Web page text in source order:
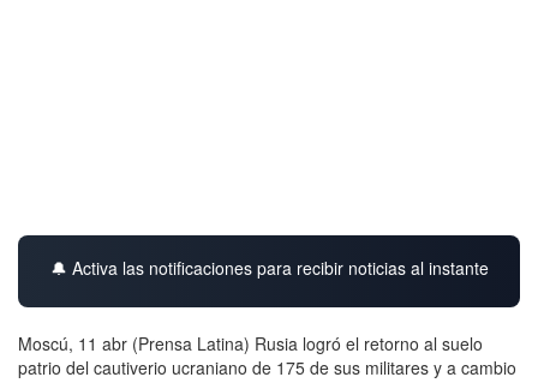
🔔 Activa las notificaciones para recibir noticias al instante
Moscú, 11 abr (Prensa Latina) Rusia logró el retorno al suelo
patrio del cautiverio ucraniano de 175 de sus militares y a cambio